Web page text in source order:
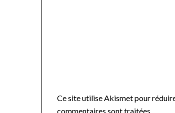
Ce site utilise Akismet pour
commentaires sont traitées